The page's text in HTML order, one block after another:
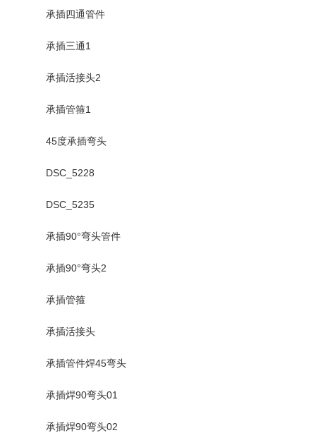
承插四通管件
承插三通1
承插活接头2
承插管箍1
45度承插弯头
DSC_5228
DSC_5235
承插90°弯头管件
承插90°弯头2
承插管箍
承插活接头
承插管件焊45弯头
承插焊90弯头01
承插焊90弯头02